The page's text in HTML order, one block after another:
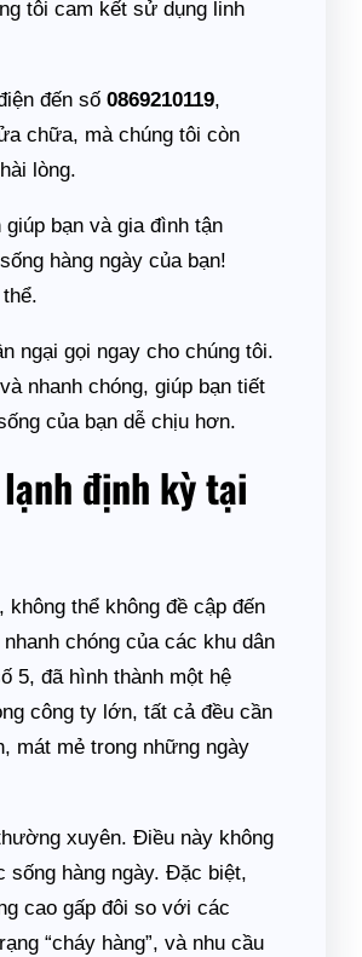
tôi cam kết sử dụng linh
đến số0869210119,
chữa, mà chúng tôi còn
lòng.
bạn và gia đình tận
hàng ngày của bạn!
ngại gọi ngay cho chúng tôi.
nhanh chóng, giúp bạn tiết
của bạn dễ chịu hơn.
định kỳ tại
thể không đề cập đến
chóng của các khu dân
5, đã hình thành một hệ
công ty lớn, tất cả đều cần
mát mẻ trong những ngày
xuyên. Điều này không
hàng ngày. Đặc biệt,
cao gấp đôi so với các
“cháy hàng”, và nhu cầu